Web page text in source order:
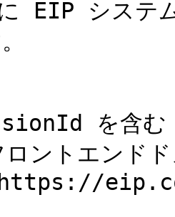
EIP システム
を含む
ントエンド